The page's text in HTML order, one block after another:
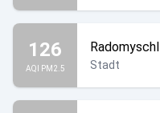
126
AQI PM2.5
Radomyschl
Stadt